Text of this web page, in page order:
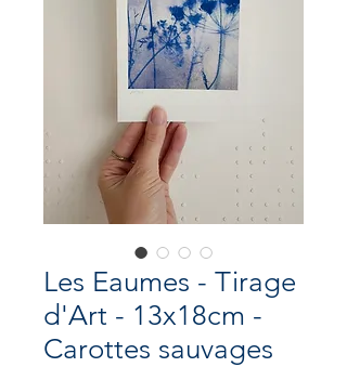
Les Eaumes - Tirage
d'Art - 13x18cm -
Carottes sauvages